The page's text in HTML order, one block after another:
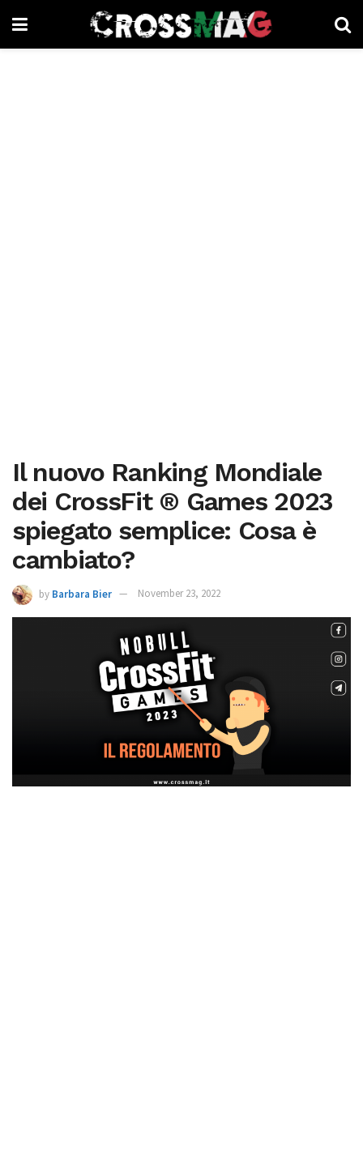
Il nuovo Ranking Mondiale
dei CrossFit ® Games 2023
spiegato semplice: Cosa è
cambiato?
by Barbara Bier November 23, 2022